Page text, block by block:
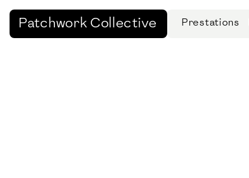
Patchwork Collective Prestations